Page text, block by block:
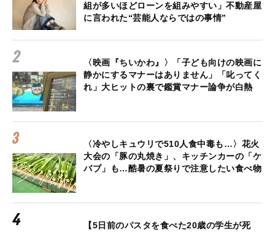
組が多いほどローンを組みやすい」不動産屋
に言われた“芸能人ならではの事情”
〈映画『ちいかわ』〉「子ども向けの映画に
静かにするマナーはありません」「叱ってく
れ」大ヒットの裏で鑑賞マナー論争が白熱
〈冷やしキュウリで510人食中毒も…〉花火
大会の「豚の丸焼き」、キッチンカーの「ケ
バブ」も…酷暑の夏祭りで注意したい食べ物
【5日前のパスタを食べた20歳の学生が死